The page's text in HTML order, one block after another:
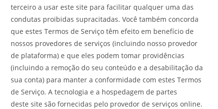
terceiro a usar este site para facilitar qualquer uma das
condutas proibidas supracitadas. Você também concorda
que estes Termos de Serviço têm efeito em benefício de
nossos provedores de serviços (incluindo nosso provedor
de plataforma) e que eles podem tomar providências
(incluindo a remoção do seu conteúdo e a desabilitação da
sua conta) para manter a conformidade com estes Termos
de Serviço. A tecnologia e a hospedagem de partes
deste site são fornecidas pelo provedor de serviços online.